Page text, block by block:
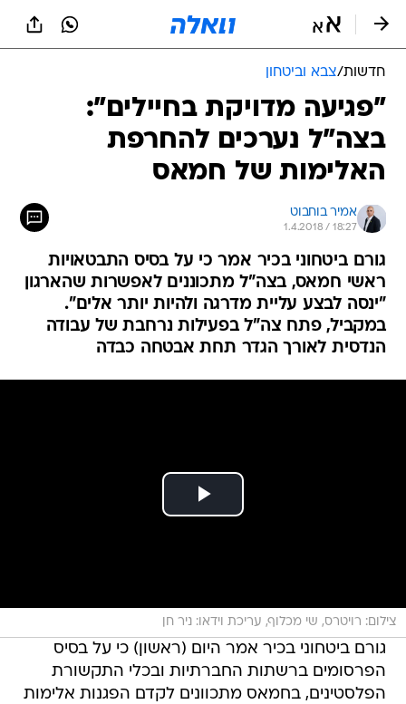
חדשות/צבא וביטחון
"פגיעה מדויקת בחיילים":
בצה"ל נערכים להחרפת
האלימות של חמאס
אמיר בוחבוט
1.4.2018 / 18:27
גורם ביטחוני בכיר אמר כי על בסיס התבטאויות
ראשי חמאס, בצה"ל מתכוננים לאפשרות שהארגון
"ינסה לבצע עליית מדרגה ולהיות יותר אלים".
במקביל, פתח צה"ל בפעילות נרחבת של עבודה
הנדסית לאורך הגדר תחת אבטחה כבדה
צילום: רויטרס, שי מכלוף, עריכת וידאו: ניר חן
גורם ביטחוני בכיר אמר היום (ראשון) כי על בסיס
הפרסומים ברשתות החברתיות ובכלי התקשורת
הפלסטינים, בחמאס מתכוונים לקדם הפגנות אלימות